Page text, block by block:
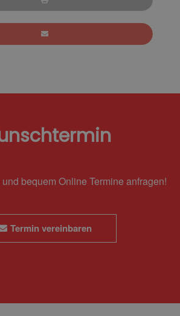
bequem Online Termine anfragen!
Termin vereinbaren